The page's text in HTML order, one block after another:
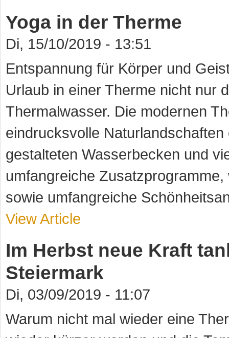
Yoga in der Therme
Di, 15/10/2019 - 13:51
Entspannung für Körper und
Urlaub in einer Therme nicht nur
Thermalwasser. Die modernen
eindrucksvolle
gestalteten Wasserbecken und
umfangreiche
sowie umfangreiche
View Article
Im Herbst neue Kraft
Steiermark
Di, 03/09/2019 - 11:07
Warum nicht mal wieder eine